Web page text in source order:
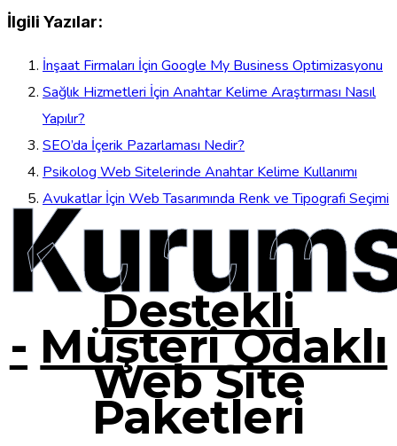
İlgili Yazılar:
İnşaat Firmaları İçin Google My Business Optimizasyonu
Sağlık Hizmetleri İçin Anahtar Kelime Araştırması Nasıl
Yapılır?
SEO’da İçerik Pazarlaması Nedir?
Psikolog Web Sitelerinde Anahtar Kelime Kullanımı
Avukatlar İçin Web Tasarımında Renk ve Tipografi Seçimi
Destekli
- Müşteri Odaklı
Web Site
Paketleri